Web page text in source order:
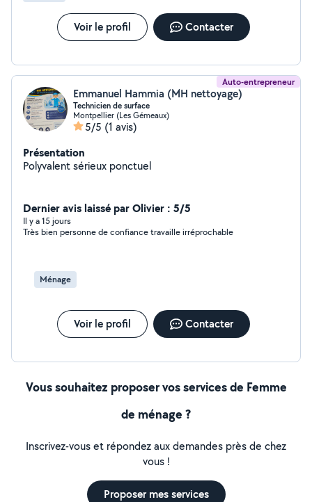
Voir le profil Contacter
Auto-entrepreneur
Emmanuel Hammia (MH nettoyage)
Technicien de surface
Montpellier (Les Gémeaux)
5/5 (1 avis)
Présentation
Polyvalent sérieux ponctuel
Dernier avis laissé par Olivier : 5/5
Il y a 15 jours
Très bien personne de confiance travaille irréprochable
Ménage
Voir le profil Contacter
Vous souhaitez proposer vos services de Femme
de ménage ?
Inscrivez-vous et répondez aux demandes près de chez
vous !
Proposer mes services